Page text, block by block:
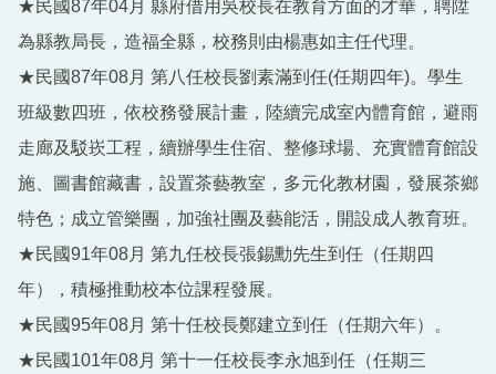
★民國87年04月 縣府借用吳校長在教育方面的才華，聘陞
為縣教局長，造福全縣，校務則由楊惠如主任代理。
★民國87年08月 第八任校長劉素滿到任(任期四年)。學生
班級數四班，依校務發展計畫，陸續完成室內體育館，避雨
走廊及駁崁工程，續辦學生住宿、整修球場、充實體育館設
施、圖書館藏書，設置茶藝教室，多元化教材園，發展茶鄉
特色；成立管樂團，加強社團及藝能活，開設成人教育班。
★民國91年08月 第九任校長張錫勳先生到任（任期四
年），積極推動校本位課程發展。
★民國95年08月 第十任校長鄭建立到任（任期六年）。
★民國101年08月 第十一任校長李永旭到任（任期三